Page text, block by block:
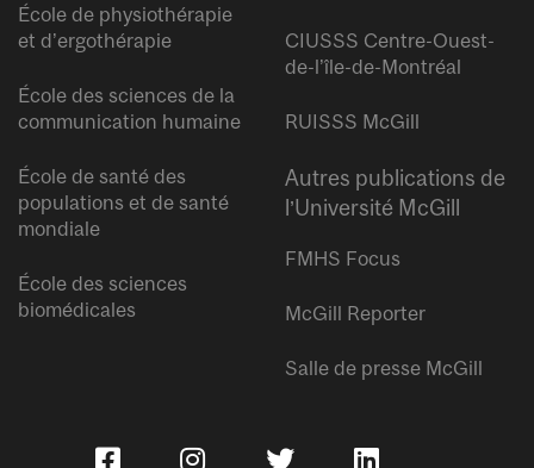
École de physiothérapie
et d’ergothérapie
École des sciences de la
communication humaine
École de santé des
populations et de santé
mondiale
École des sciences
biomédicales
CIUSSS Centre-Ouest-
de-l’île-de-Montréal
RUISSS McGill
Autres publications de
l’Université McGill
FMHS Focus
McGill Reporter
Salle de presse McGill